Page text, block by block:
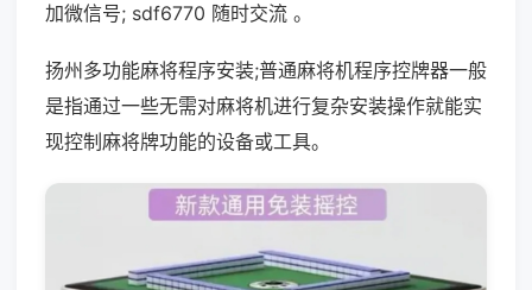
加微信号; sdf6770 随时交流 。
扬州多功能麻将程序安装;普通麻将机程序控牌器一般
是指通过一些无需对麻将机进行复杂安装操作就能实
现控制麻将牌功能的设备或工具。